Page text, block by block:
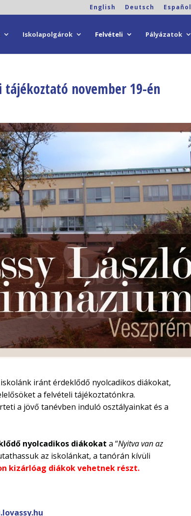
English Deutsch Español
Iskolapolgárok Felvételi Pályázatok
november 19-én
iránt érdeklődő nyolcadikos diákokat,
a felvételi tájékoztatónkra.
a jövő tanévben induló osztályainkat és a
nyolcadikos diákokat a “Nyitva van az
az iskolánkat, a tanórán kívüli
kizárlóag diákok vehetnek részt.